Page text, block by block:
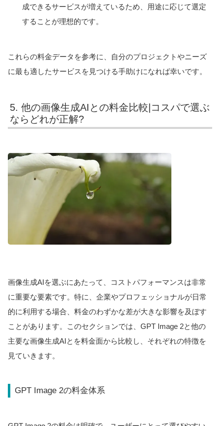
成できるサービスが増えているため、用途に応じて選定
することが理想的です。
これらの料金データを参考に、自分のプロジェクトやニーズ
に最も適したサービスを見つける手助けになれば幸いです。
5. 他の画像生成AIとの料金比較|コスパで選ぶ
ならどれが正解?
画像生成AIを選ぶにあたって、コストパフォーマンスは非常
に重要な要素です。特に、企業やプロフェッショナルが日常
的に利用する場合、料金のわずかな差が大きな影響を及ぼす
ことがあります。このセクションでは、GPT Image 2と他の
主要な画像生成AIとを料金面から比較し、それぞれの特徴を
見ていきます。
GPT Image 2の料金体系